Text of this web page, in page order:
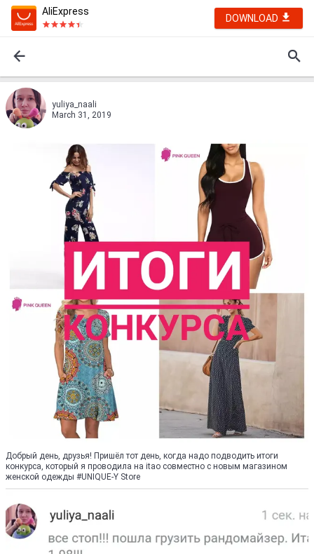
AliExpress
DOWNLOAD
yuliya_naali
March 31, 2019
Добрый день, друзья! Пришёл тот день, когда надо подводить итоги
конкурса, который я проводила на itao совместно с новым магазином
женской одежды #UNIQUE-Y Store